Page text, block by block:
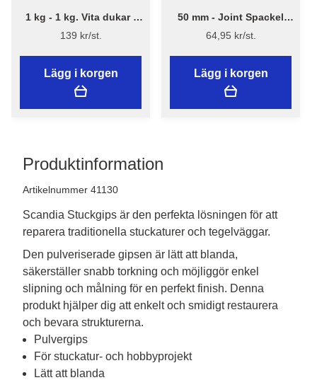
1 kg - 1 kg. Vita dukar -
Bluestar
139 kr/st.
Lägg i korgen
50 mm - Joint Spackel
Flex
64,95 kr/st.
Lägg i korgen
Produktinformation
Artikelnummer 41130
Scandia Stuckgips är den perfekta lösningen för att
reparera traditionella stuckaturer och tegelväggar.
Den pulveriserade gipsen är lätt att blanda,
säkerställer snabb torkning och möjliggör enkel
slipning och målning för en perfekt finish. Denna
produkt hjälper dig att enkelt och smidigt restaurera
och bevara strukturerna.
Pulvergips
För stuckatur- och hobbyprojekt
Lätt att blanda